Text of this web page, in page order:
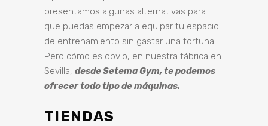
presentamos algunas alternativas para
que puedas empezar a equipar tu espacio
de entrenamiento sin gastar una fortuna.
Pero cómo es obvio, en nuestra fábrica en
Sevilla, desde Setema Gym, te podemos
ofrecer todo tipo de máquinas.
TIENDAS